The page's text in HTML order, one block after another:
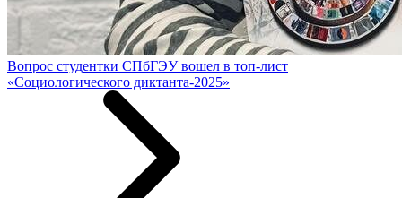
Вопрос студентки СПбГЭУ вошел в топ-лист
«Социологического диктанта-2025»